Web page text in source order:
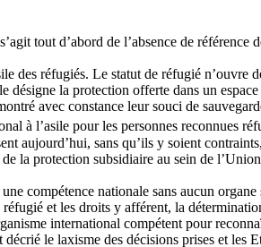
tout d’abord de l’absence de
réfugiés. Le statut de réfugié n’ouvre
la protection offerte dans un
avec constance leur souci de
à l’asile pour les personnes reconnues
aujourd’hui, sans qu’ils y soient
la protection subsidiaire au sein de
compétence nationale sans aucun
et les droits y afférent, la
international compétent pour
le laxisme des décisions prises et